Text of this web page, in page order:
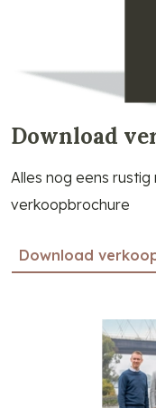
Download
Alles nog eens
verkoopbrochure
Download